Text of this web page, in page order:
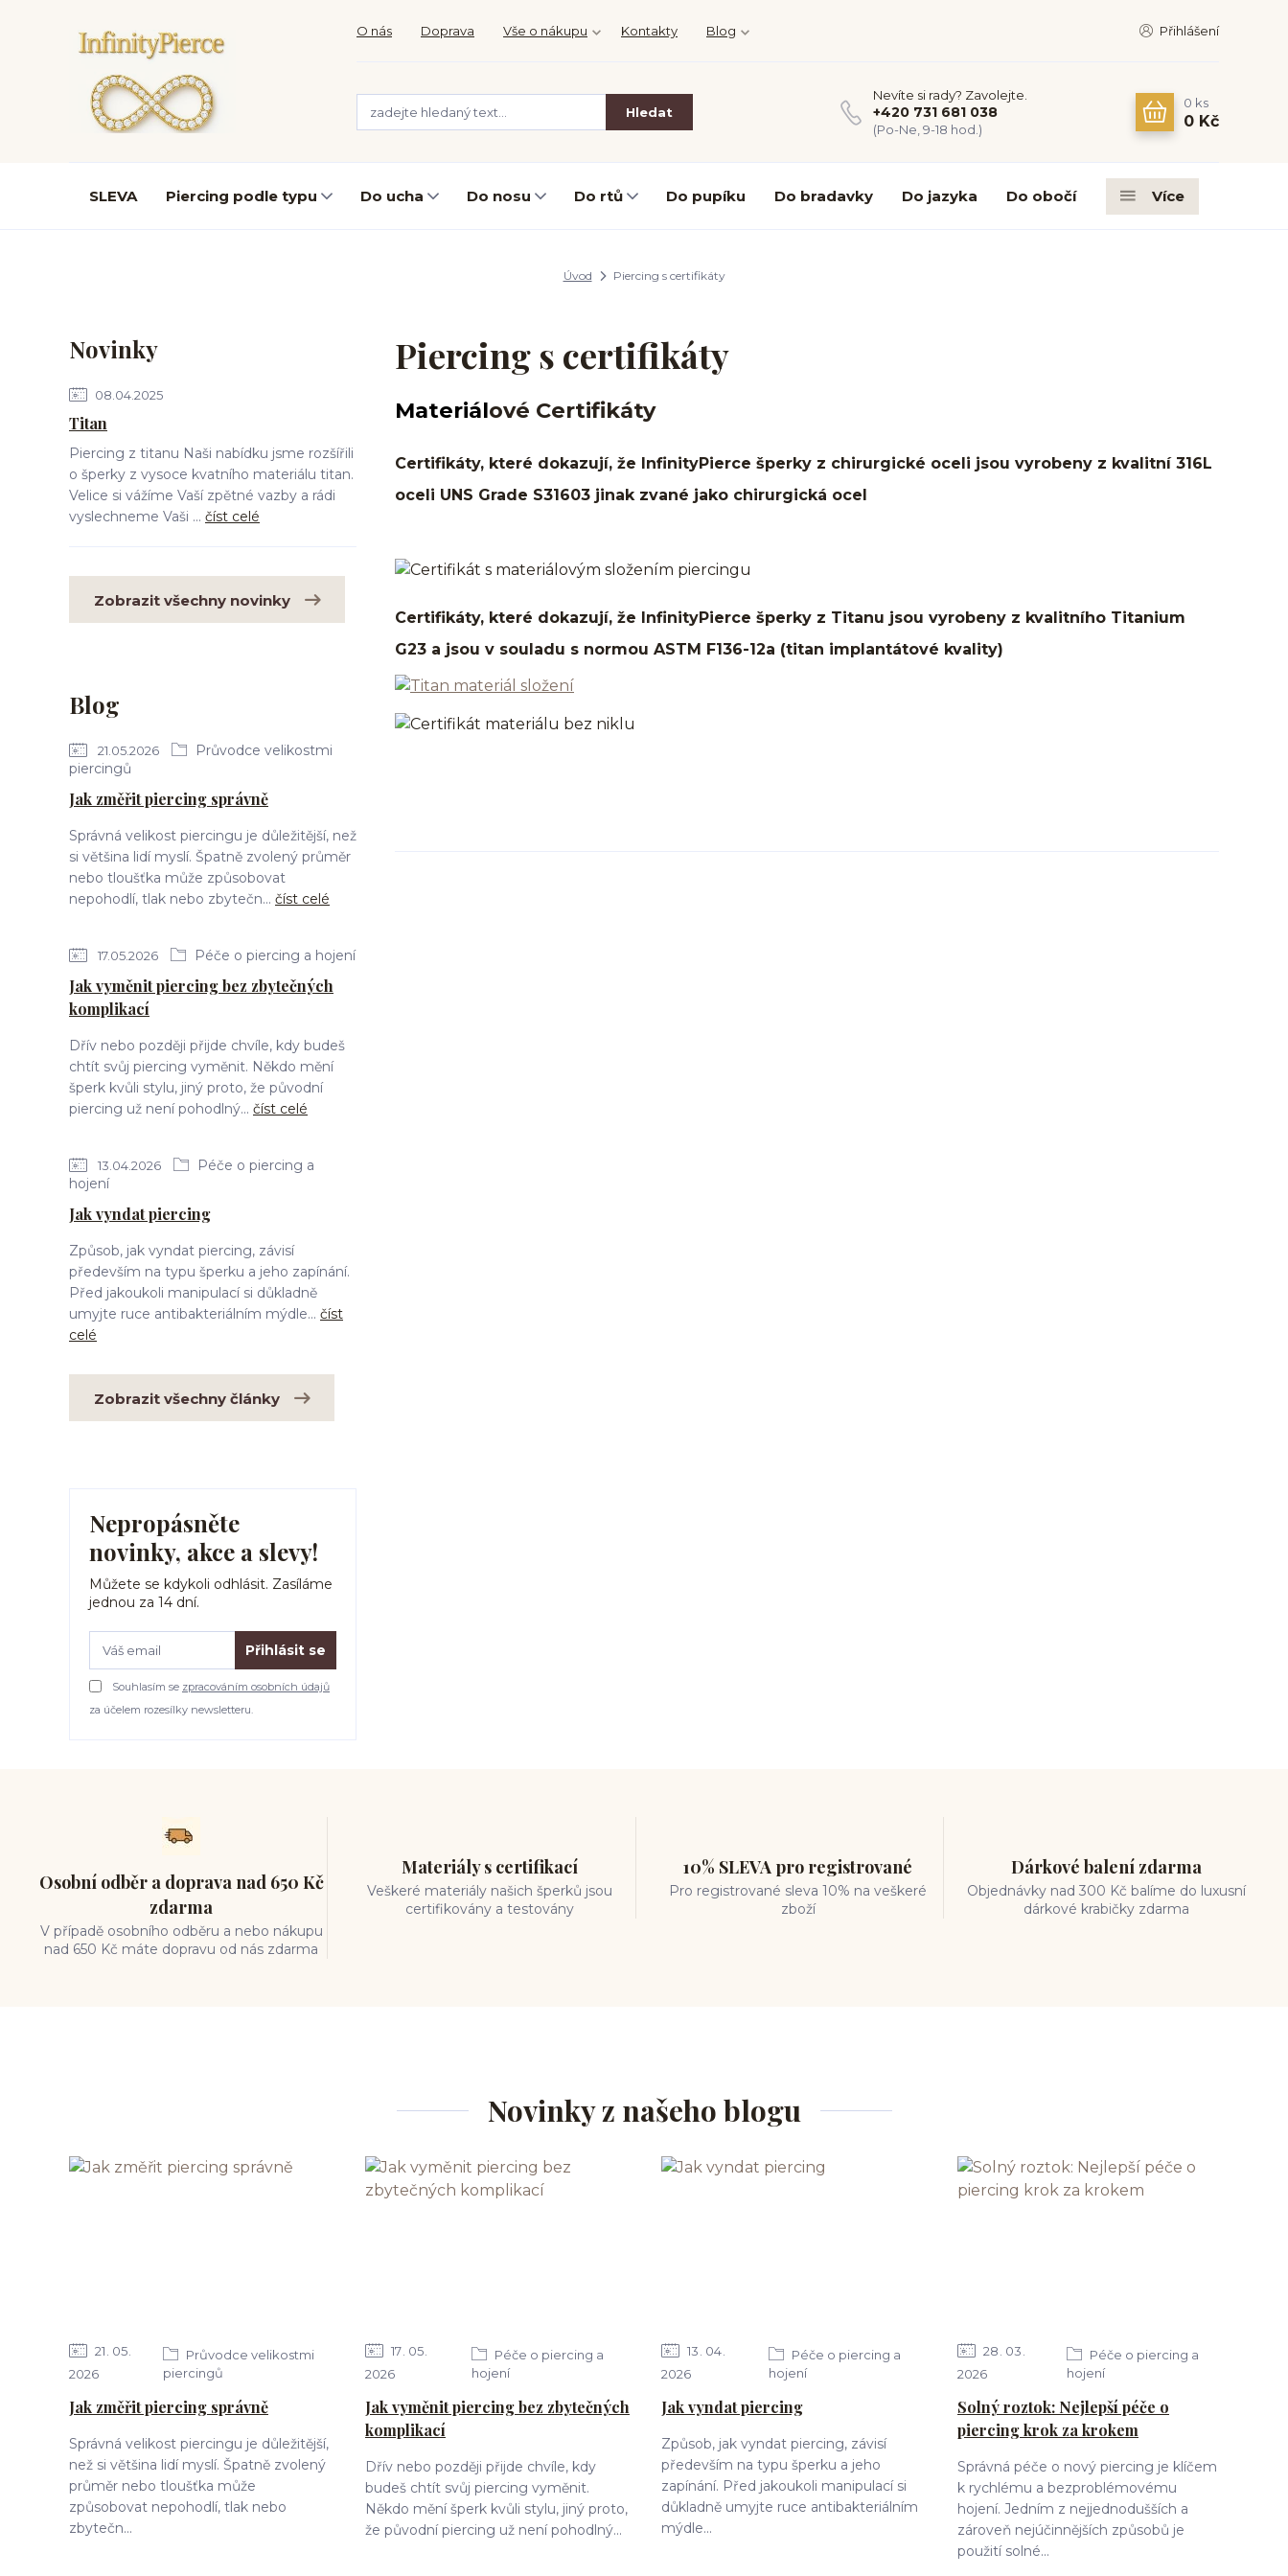
O nás Doprava Vše o nákupu Kontakty Blog Přihlášení
Hledat
Nevíte si rady? Zavolejte.
+420 731 681 038
(Po-Ne, 9-18 hod.)
0 ks
0 Kč
SLEVA Piercing podle typu Do ucha Do nosu Do rtů Do pupíku Do bradavky Do jazyka Do obočí Více
Úvod Piercing s certifikáty
Novinky
08.04.2025
Titan
Piercing z titanu Naši nabídku jsme rozšířili
o šperky z vysoce kvatního materiálu titan.
Velice si vážíme Vaší zpětné vazby a rádi
vyslechneme Vaši ... číst celé
Zobrazit všechny novinky
Blog
21.05.2026
Průvodce velikostmi
piercingů
Jak změřit piercing správně
Správná velikost piercingu je důležitější, než
si většina lidí myslí. Špatně zvolený průměr
nebo tloušťka může způsobovat
nepohodlí, tlak nebo zbytečn... číst celé
17.05.2026 Péče o piercing a hojení
Jak vyměnit piercing bez zbytečných
komplikací
Dřív nebo později přijde chvíle, kdy budeš
chtít svůj piercing vyměnit. Někdo mění
šperk kvůli stylu, jiný proto, že původní
piercing už není pohodlný... číst celé
13.04.2026
Péče o piercing a
hojení
Jak vyndat piercing
Způsob, jak vyndat piercing, závisí
především na typu šperku a jeho zapínání.
Před jakoukoli manipulací si důkladně
umyjte ruce antibakteriálním mýdle... číst
celé
Zobrazit všechny články
Nepropásněte
novinky, akce a slevy!
Můžete se kdykoli odhlásit. Zasíláme
jednou za 14 dní.
Přihlásit se
Souhlasím se zpracováním osobních údajů
za účelem rozesílky newsletteru.
Piercing s certifikáty
Materiálové Certifikáty
Certifikáty, které dokazují, že InfinityPierce šperky z chirurgické oceli jsou vyrobeny z kvalitní 316L
oceli UNS Grade S31603 jinak zvané jako chirurgická ocel
Certifikáty, které dokazují, že InfinityPierce šperky z Titanu jsou vyrobeny z kvalitního Titanium
G23 a jsou v souladu s normou ASTM F136-12a (titan implantátové kvality)
Osobní odběr a doprava nad 650 Kč
zdarma
V případě osobního odběru a nebo nákupu
nad 650 Kč máte dopravu od nás zdarma
Materiály s certifikací
Veškeré materiály našich šperků jsou
certifikovány a testovány
10% SLEVA pro registrované
Pro registrované sleva 10% na veškeré
zboží
Dárkové balení zdarma
Objednávky nad 300 Kč balíme do luxusní
dárkové krabičky zdarma
Novinky z našeho blogu
21 05
2026
Průvodce velikostmi
piercingů
Jak změřit piercing správně
Správná velikost piercingu je důležitější,
než si většina lidí myslí. Špatně zvolený
průměr nebo tloušťka může
způsobovat nepohodlí, tlak nebo
zbytečn...
17 05
2026
Péče o piercing a
hojení
Jak vyměnit piercing bez zbytečných
komplikací
Dřív nebo později přijde chvíle, kdy
budeš chtít svůj piercing vyměnit.
Někdo mění šperk kvůli stylu, jiný proto,
že původní piercing už není pohodlný...
13 04
2026
Péče o piercing a
hojení
Jak vyndat piercing
Způsob, jak vyndat piercing, závisí
především na typu šperku a jeho
zapínání. Před jakoukoli manipulací si
důkladně umyjte ruce antibakteriálním
mýdle...
28 03
2026
Péče o piercing a
hojení
Solný roztok: Nejlepší péče o
piercing krok za krokem
Správná péče o nový piercing je klíčem
k rychlému a bezproblémovému
hojení. Jedním z nejjednodušších a
zároveň nejúčinnějších způsobů je
použití solné...